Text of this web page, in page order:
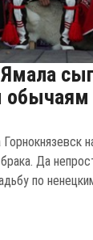
обычаям
Да
по ненецким